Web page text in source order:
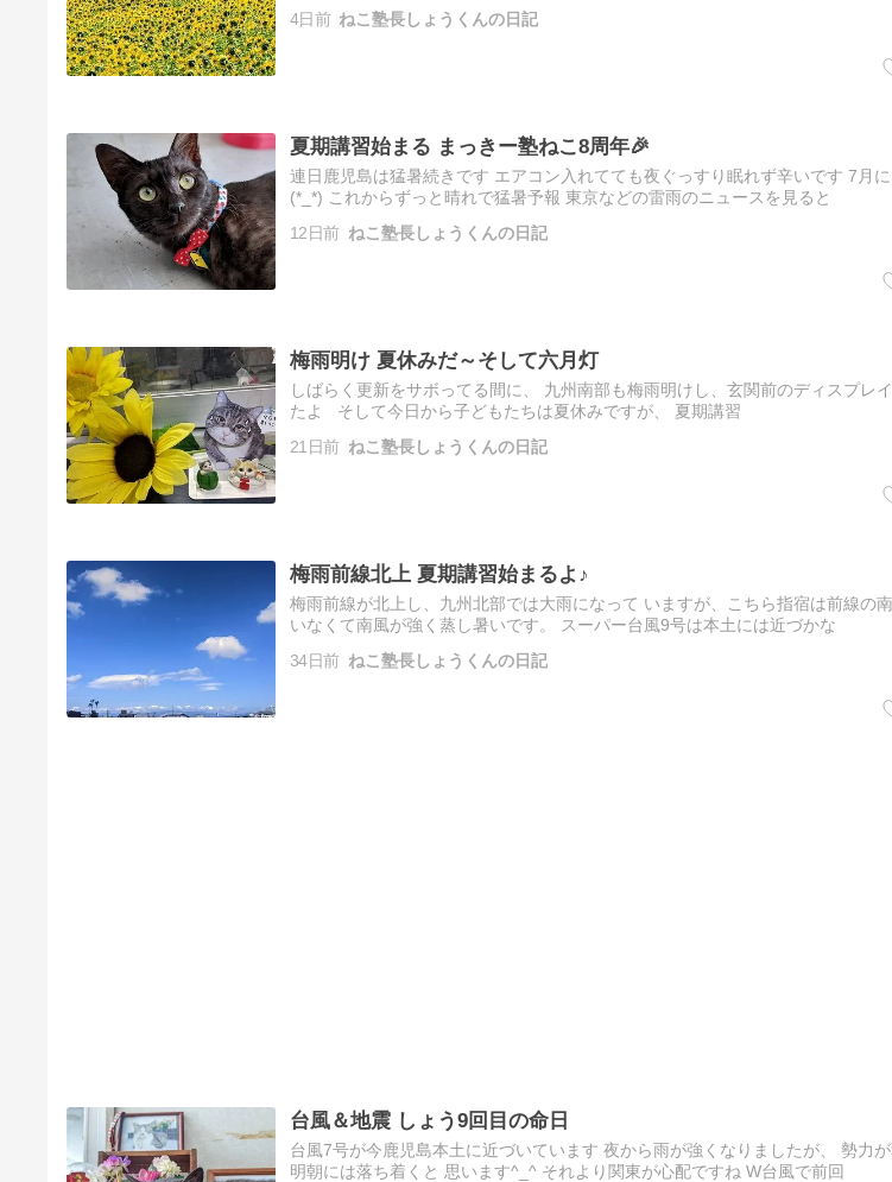
4日前 ねこ塾長しょうくんの日記
夏期講習始まる まっきー塾ねこ8周年🎉
連日鹿児島は猛暑続きです エアコン入れてても夜ぐっすり眠れず辛いです 7月
(*_*) これからずっと晴れで猛暑予報 東京などの雷雨のニュースを見ると
12日前 ねこ塾長しょうくんの日記
梅雨明け 夏休みだ～そして六月灯
しばらく更新をサボってる間に、 九州南部も梅雨明けし、玄関前のディスプレ
たよ そして今日から子どもたちは夏休みですが、 夏期講習
21日前 ねこ塾長しょうくんの日記
梅雨前線北上 夏期講習始まるよ♪
梅雨前線が北上し、九州北部では大雨になって いますが、こちら指宿は前線の
いなくて南風が強く蒸し暑いです。 スーパー台風9号は本土には近づかな
34日前 ねこ塾長しょうくんの日記
台風＆地震 しょう9回目の命日
台風7号が今鹿児島本土に近づいています 夜から雨が強くなりましたが、 勢力
明朝には落ち着くと 思います^_^ それより関東が心配ですね W台風で前回